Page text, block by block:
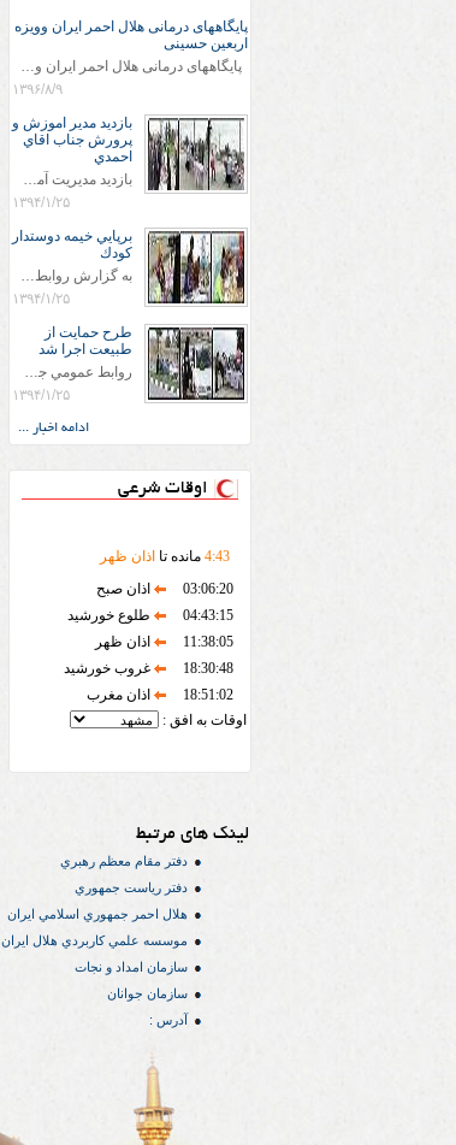
پایگاههای درمانی هلال احمر ایران وویزه
اربعین حسینی
پایگاههای درمانی هلال احمر ایران وویزه اربعین حسینی
۱۳۹۶/۸/۹
بازديد مدير اموزش و
پرورش جناب اقاي
احمدي
بازديد مديريت آموزش و پروش جناب اقاي احمدي به همراه اعضاي ستاد اسكان آموزش و پروش شهرستان سرخس در ساعت 11:30 در مورخه 11/1/1394 صورت گرفت و مسئولین با حضور در پست مسافرين نوروزی كه جمعیت هلال احمر شهرستان از نزدیک در جریان روند اجرای طرح های قرار گرفتند .
۱۳۹۴/۱/۲۵
برپايي خيمه دوستدار
كودك
به گزارش روابط عمومي جمعيت هلال احمر شهرستان سرخس علاوه بر اجرای خدمات امدادی، راهنمایی های گردشگری و موقعیت های جغرافیایی و برپایی چادرهای سلامت به منظور سنجش رایگان فشار و قندخون مسافران، ، خيمه هايي.با عنوان دوستدار کودک تجهیزشده که دراین فضا کودکان مراجعه کننده از طریق نقاشی و سایر هنرهای تجسمی با مفاهیم جمعیت هلال احمر و اصول هفتگانه آن آشنا می شوند. به دليل حضور چشم گير كودكان و خانواده ها سعی شده در قالب های متناسب با سنین کودکان مراجعه کنند
۱۳۹۴/۱/۲۵
طرح حمايت از
طبيعت اجرا شد
روابط عمومي جمعيت هلال احمر سرخس جمعيت هلال احمر سرخس در روز طبيعت جوانان جمعيت هلال احمر سرخس در راستاي حفاظت و حمايت از محيط زيست با انگيزه داشتن طبيعت زيبا و بدون زباله و جهت فرهنگ سازي طرح حمايت از طبيعت را اجرا نمودند. اين طرح با رويكرد حمايتي و اموزشي در خصوص اشتي باطبيعت اجرا شد و در اين طرح 700 عدد كيسه زباله وبروشور در خروجي هاي شهر بين همشهريان و مسافرين نوروزي توزيع گرديد و در راه بازگشت كيسه هاي زباله توسط همشهريان به مامورين محترم شهرداري مستقر در ورودي شهر
۱۳۹۴/۱/۲۵
ادامه اخبار ...
اوقات شرعی
4:43 مانده تا اذان ظهر
03:06:20
اذان صبح
04:43:15
طلوع خورشید
11:38:05
اذان ظهر
18:30:48
غروب خورشید
18:51:02
اذان مغرب
اوقات به افق :
لینک های مرتبط
دفتر مقام معظم رهبري
دفتر رياست جمهوري
هلال احمر جمهوري اسلامي ايران
موسسه علمي كاربردي هلال ایران
سازمان امداد و نجات
سازمان جوانان
آدرس :